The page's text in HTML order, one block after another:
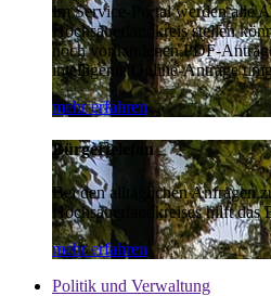
Im Service-Portal werden alle
Hochsauerlandkreis stellen
noch vorhandenen PDF-
intelligente Online-Anträge
mehr erfahren
Bürgertelefon
Bei den alltäglichen Anfragen
Hochsauerlandkreises hilft das
mehr erfahren
Politik und Verwaltung